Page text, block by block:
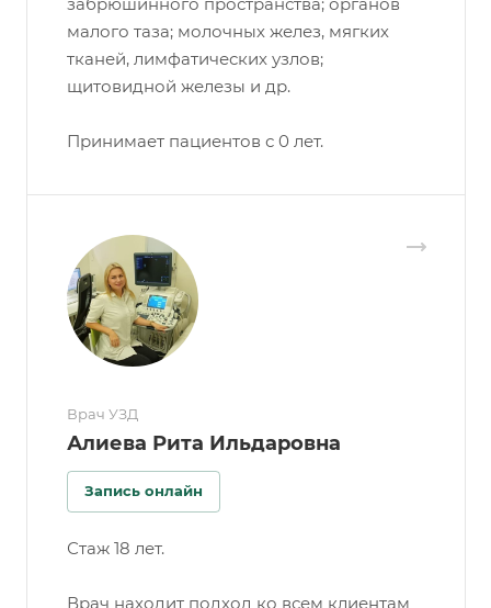
малого таза; молочных желез, мягких
тканей, лимфатических узлов;
щитовидной железы и др.
Принимает пациентов с 0 лет.
Врач УЗД
Алиева Рита Ильдаровна
Запись онлайн
Стаж 18 лет.
Врач находит подход ко всем клиентам